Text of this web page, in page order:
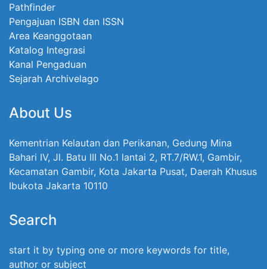
Pathfinder
Pengajuan ISBN dan ISSN
Area Keanggotaan
Katalog Integrasi
Kanal Pengaduan
Sejarah Archivelago
About Us
Kementrian Kelautan dan Perikanan, Gedung Mina
Bahari IV, Jl. Batu III No.1 lantai 2, RT.7/RW.1, Gambir,
Kecamatan Gambir, Kota Jakarta Pusat, Daerah Khusus
Ibukota Jakarta 10110
Search
start it by typing one or more keywords for title,
author or subject